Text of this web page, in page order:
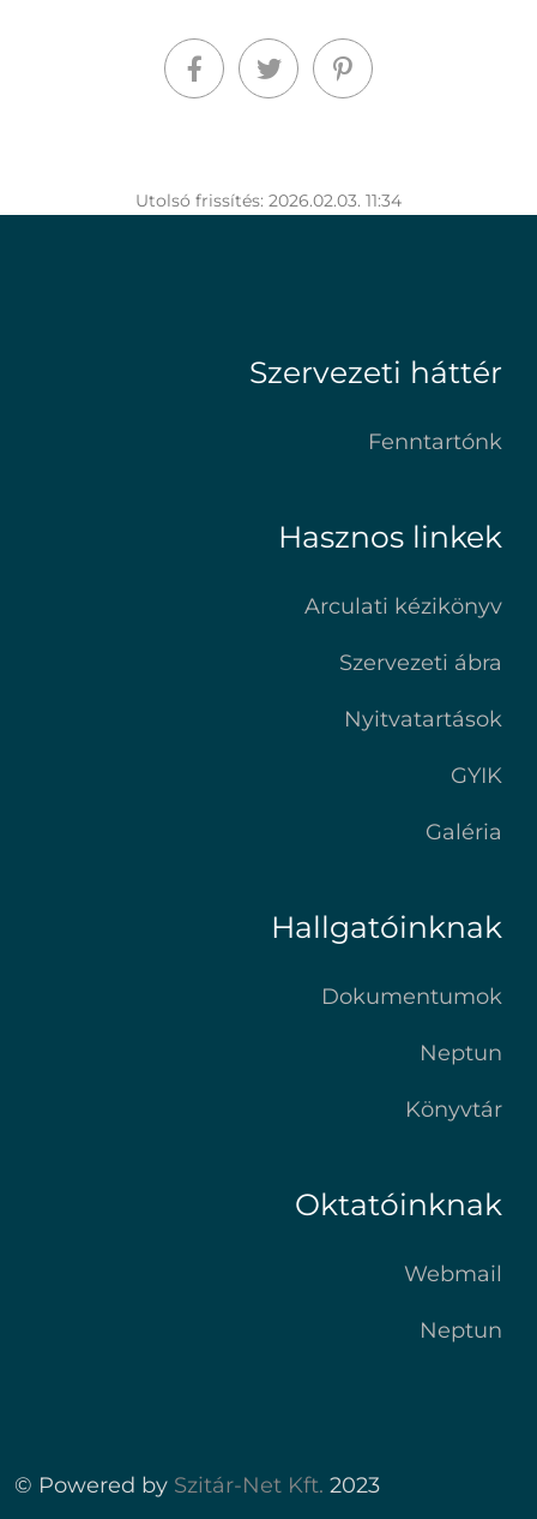
Utolsó frissítés: 2026.02.03. 11:34
Szervezeti háttér
Fenntartónk
Hasznos linkek
Arculati kézikönyv
Szervezeti ábra
Nyitvatartások
GYIK
Galéria
Hallgatóinknak
Dokumentumok
Neptun
Könyvtár
Oktatóinknak
Webmail
Neptun
© Powered by Szitár-Net Kft. 2023